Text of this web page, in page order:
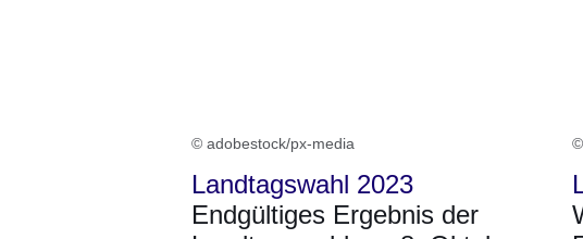
© adobestock/px-media
Landtagswahl 2023
Endgültiges Ergebnis der